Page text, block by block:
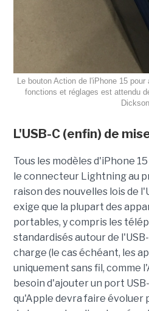
Le bouton Action de l'iPhone 15
fonctions et réglages est attendu
L'USB-C (enfin) de
Tous les modèles d'iPhone
le connecteur Lightning au
raison des nouvelles lois de
exige que la plupart des
portables, y compris les
standardisés autour de
charge (le cas échéant, les
uniquement sans fil, comme
besoin d'ajouter un port
qu'Apple devra faire évoluer